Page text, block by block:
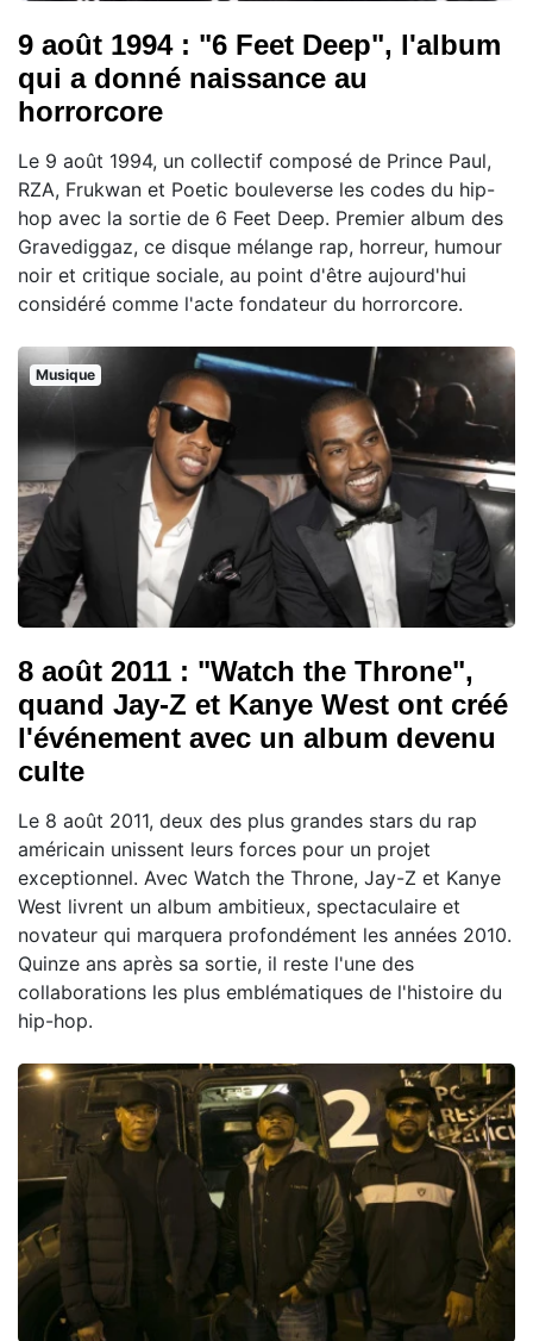
9 août 1994 : "6 Feet Deep", l'album
qui a donné naissance au
horrorcore
Le 9 août 1994, un collectif composé de Prince Paul,
RZA, Frukwan et Poetic bouleverse les codes du hip-
hop avec la sortie de 6 Feet Deep. Premier album des
Gravediggaz, ce disque mélange rap, horreur, humour
noir et critique sociale, au point d'être aujourd'hui
considéré comme l'acte fondateur du horrorcore.
Musique
8 août 2011 : "Watch the Throne",
quand Jay-Z et Kanye West ont créé
l'événement avec un album devenu
culte
Le 8 août 2011, deux des plus grandes stars du rap
américain unissent leurs forces pour un projet
exceptionnel. Avec Watch the Throne, Jay-Z et Kanye
West livrent un album ambitieux, spectaculaire et
novateur qui marquera profondément les années 2010.
Quinze ans après sa sortie, il reste l'une des
collaborations les plus emblématiques de l'histoire du
hip-hop.